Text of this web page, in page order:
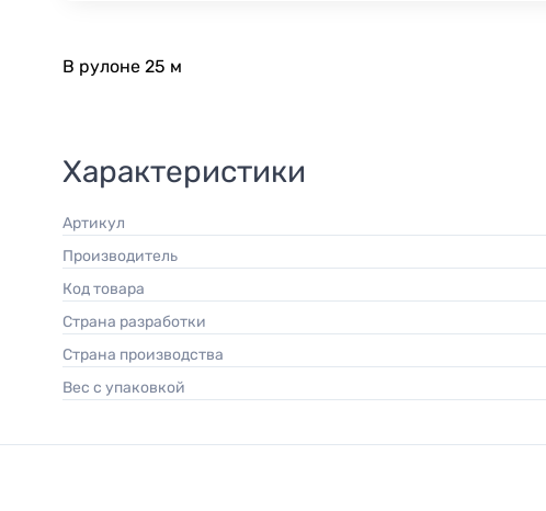
В рулоне 25 м
Характеристики
Артикул
Производитель
Код товара
Страна разработки
Страна производства
Вес с упаковкой